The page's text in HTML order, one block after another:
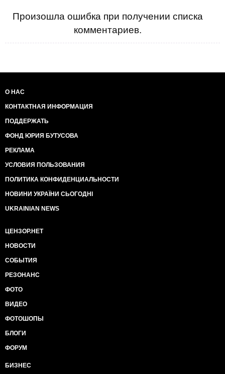
Произошла ошибка при получении списка
комментариев.
О НАС
КОНТАКТНАЯ ИНФОРМАЦИЯ
ПОДДЕРЖАТЬ
ФОНД ЮРИЯ БУТУСОВА
РЕКЛАМА
УСЛОВИЯ ПОЛЬЗОВАНИЯ
ПОЛИТИКА КОНФИДЕНЦИАЛЬНОСТИ
НОВИНИ УКРАЇНИ СЬОГОДНІ
UKRAINIAN NEWS
ЦЕНЗОР.НЕТ
НОВОСТИ
СОБЫТИЯ
РЕЗОНАНС
ФОТО
ВИДЕО
ФОТОШОПЫ
БЛОГИ
ФОРУМ
БИЗНЕС